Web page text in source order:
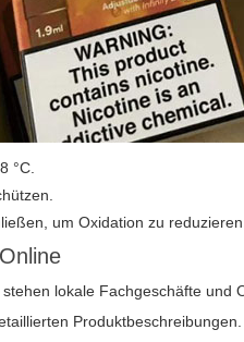
°C.
um Oxidation zu reduzieren.
stehen lokale Fachgeschäfte und